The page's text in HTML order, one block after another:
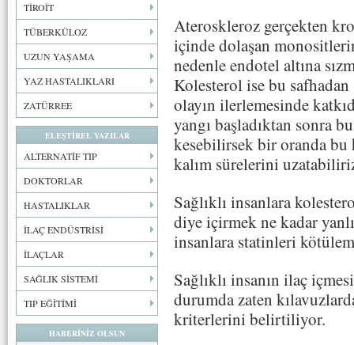
TİROİT
TÜBERKÜLOZ
UZUN YAŞAMA
YAZ HASTALIKLARI
ZATÜRREE
ELEŞTİREL YAZILAR
ALTERNATİF TIP
DOKTORLAR
HASTALIKLAR
İLAÇ ENDÜSTRİSİ
İLAÇLAR
SAĞLIK SİSTEMİ
TIP EĞİTİMİ
HABERİNİZ OLSUN
Ateroskleroz gerçekten
içinde dolaşan
nedenle endotel altına
Kolesterol ise bu
olayın ilerlemesinde
yangı başladıktan sonra
kesebilirsek bir oranda bu
kalım sürelerini
Sağlıklı insanlara
diye içirmek ne kadar
insanlara statinleri
Sağlıklı insanın ilaç
durumda zaten
kriterlerini belirtiliyor.